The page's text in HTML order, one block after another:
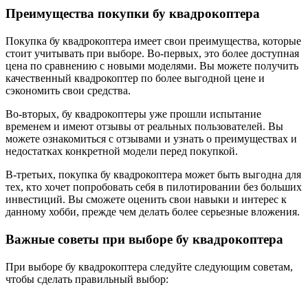
Преимущества покупки бу квадрокоптера
Покупка бу квадрокоптера имеет свои преимущества, которые
стоит учитывать при выборе. Во-первых, это более доступная
цена по сравнению с новыми моделями. Вы можете получить
качественный квадрокоптер по более выгодной цене и
сэкономить свои средства.
Во-вторых, бу квадрокоптеры уже прошли испытание
временем и имеют отзывы от реальных пользователей. Вы
можете ознакомиться с отзывами и узнать о преимуществах и
недостатках конкретной модели перед покупкой.
В-третьих, покупка бу квадрокоптера может быть выгодна для
тех, кто хочет попробовать себя в пилотировании без больших
инвестиций. Вы сможете оценить свои навыки и интерес к
данному хобби, прежде чем делать более серьезные вложения.
Важные советы при выборе бу квадрокоптера
При выборе бу квадрокоптера следуйте следующим советам,
чтобы сделать правильный выбор: